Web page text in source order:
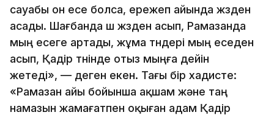
сауабы он есе болса, ережеп айында жүзден
асады. Шағбанда үш жүзден асып, Рамазанда
мың есеге артады, жұма түндері мың еседен
асып, Қадір түнінде отыз мыңға дейін
жетеді», — деген екен. Тағы бір хадисте:
«Рамазан айы бойынша ақшам және таң
намазын жамағатпен оқыған адам Қадір